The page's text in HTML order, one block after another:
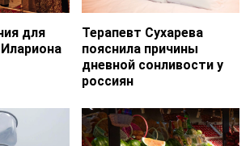
для
Терапевт Сухарева
пояснила причины
дневной сонливости у
россиян